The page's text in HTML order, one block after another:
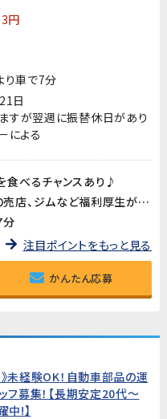
円
り車で7分
日
すが翌週に振替休日があり
による
食べるチャンスあり♪
リーズナブルな食堂やカフェ風の売店、ジムなど福利厚生が充実♪
分
注目ポイントをもっと見る
かんたん応募
未経験OK！自動車部品の運
フ募集！【長期安定20代～
中!】